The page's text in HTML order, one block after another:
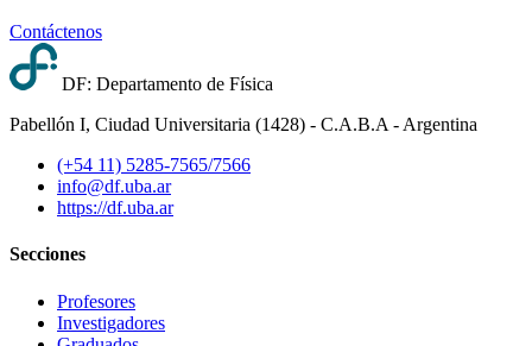
Contáctenos
DF: Departamento de Física
Pabellón I, Ciudad Universitaria (1428) - C.A.B.A - Argentina
(+54 11) 5285-7565/7566
info@df.uba.ar
https://df.uba.ar
Secciones
Profesores
Investigadores